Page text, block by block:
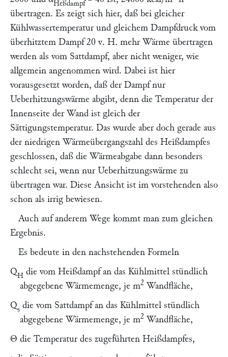
Heßdampf
übertragen. Es zeigt sich hier, daß bei gleicher
Kühlwassertemperatur und gleichem Dampfdruck vom
überhitztem Dampf 20 v. H. mehr Wärme übertragen
werden als vom Sattdampf, aber nicht weniger, wie
allgemein angenommen wird. Dabei ist hier
vorausgesetzt worden, daß der Dampf nur
Ueberhitzungswärme abgibt, denn die Temperatur der
Innenseite der Wand ist gleich der
Sättigungstemperatur. Das wurde aber doch gerade aus
der niedrigen Wärmeübergangszahl des Heißdampfes
geschlossen, daß die Wärmeabgabe dann besonders
schlecht sei, wenn nur Ueberhitzungswärme zu
übertragen war. Diese Ansicht ist im vorstehenden also
schon als irrig bewiesen.
Auch auf anderem Wege kommt man zum gleichen
Ergebnis.
Es bedeute in den nachstehenden Formeln
QH die vom Heißdampf an das Kühlmittel stündlich
abgegebene Wärmemenge, je m2Wandfläche,
Qs die vom Sattdampf an das Kühlmittel stündlich
abgegebene Wärmemenge, je m2Wandfläche,
Θ die Temperatur des zugeführten Heißdampfes,